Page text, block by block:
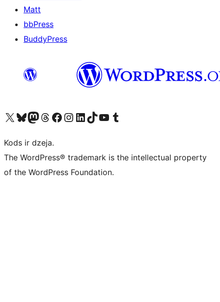
Matt
bbPress
BuddyPress
Apmeklējiet mūsu X (agrāk Twitter) kontu
Apmeklējiet mūsu Bluesky kontu
Apmeklējiet mūsu Mastodon kontu
Apmeklējiet mūsu Threads kontu
Apmeklējiet mūsu Facebook lapuApmeklējiet mūsu Instagram kontu
Apmeklējiet mūsu LinkedIn kontu
Apmeklējiet mūsu TikTok kontu
Apmeklējiet mūsu YouTube kanālu
Apmeklējiet mūsu Tumblr kontu
Kods ir dzeja.
The WordPress® trademark is the intellectual property
of the WordPress Foundation.